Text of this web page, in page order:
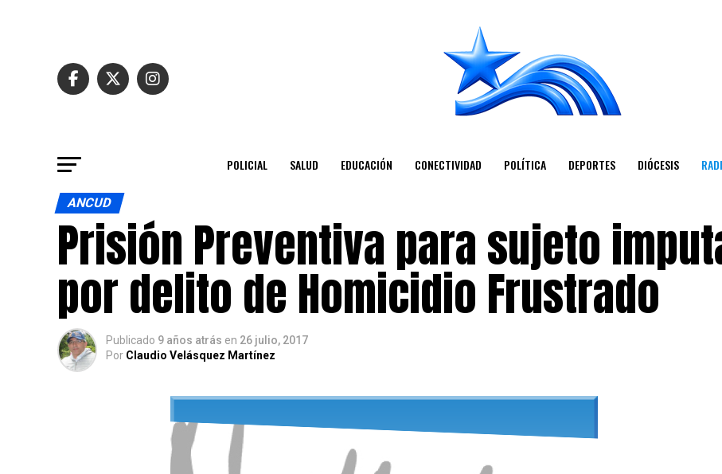
POLICIAL SALUD EDUCACIÓN CONECTIVIDAD POLÍTICA DEPORTES DIÓCESIS
ANCUD
Prisión Preventiva para sujeto
por delito de Homicidio Frustrado
Publicado 9 años atrás en 26 julio, 2017
Por Claudio Velásquez Martínez